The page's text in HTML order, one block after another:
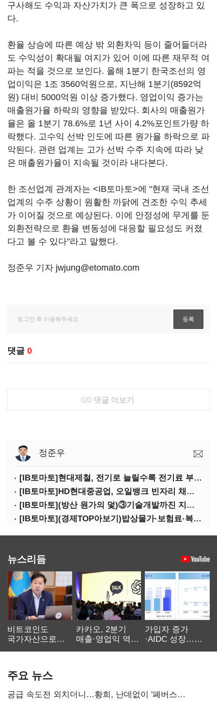
구사해도 수익과 자산가치가 큰 폭으로 성장하고 있
다.
환율 상승에 따른 예상 밖 외환차익 등이 줄어들더라
도 수익성이 확대될 여지가 있어 이에 따른 재무적 여
파는 적을 것으로 보인다. 올해 1분기 한국조선의 영
업이익은 1조 3560억원으로, 지난해 1분기(8592억
원) 대비 5000억원 이상 증가했다. 영업이익 증가는
매출원가율 하락의 영향을 받았다. 회사의 매출원가
율은 올 1분기 78.6%로 1년 사이 4.2%포인트가량 하
락했다. 고수익 선박 인도에 따른 원가율 하락으로 파
악된다. 관련 업계는 고가 선박 수주 지속에 따라 낮
은 매출원가율이 지속될 것이라 내다본다.
한 조선업계 관계자는 <IB토마토>에 "현재 국내 조선
업계의 수주 상황이 원활한 까닭에 견조한 수익 추세
가 이어질 것으로 예상된다. 이에 안정성에 무게를 둔
외환전략으로 환율 변동성에 대응할 필요성도 커졌
다고 볼 수 있다"라고 말했다.
정준우 기자 jwjung@etomato.com
댓글 0
0/0 댓글 더보기
정준우
[IB토마토]현대제철, 전기로 늘릴수록 전기료 부담…저탄소 전환의 역설
[IB토마토]HD현대중공업, 오일뱅크 빈자리 채웠다…그룹 배당 핵심축 부상
[IB토마토](방산 원가의 덫)③기술개발까진 지원…수출은 각자도생
[IB토마토](경제TOP아보기)밥상물가·보험료·복구비…장마가 내미는 청구서
뉴스리듬
비트코인도
국가자산으로…'
카카오, 2분기
매출·영업익 역대
가입자 증가
·AIDC 성장…
주요 뉴스
공급 속도전 외치더니…황희, 난데없이 '폐버스